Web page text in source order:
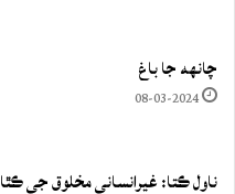
چانهه جا باغ
08-03-2024
ناول ڪتا: غيرانساني مخلوق جي ڪٿا